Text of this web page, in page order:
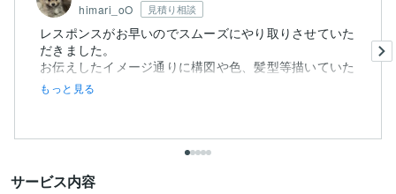
himari_oO 見積り相談
レスポンスがお早いのでスムーズにやり取りさせていた
だきました。
お伝えしたイメージ通りに構図や色、髪型等描いていた
だきま...
もっと見る
サービス内容